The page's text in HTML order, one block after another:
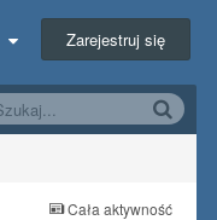
Zarejestruj się
Cała aktywność